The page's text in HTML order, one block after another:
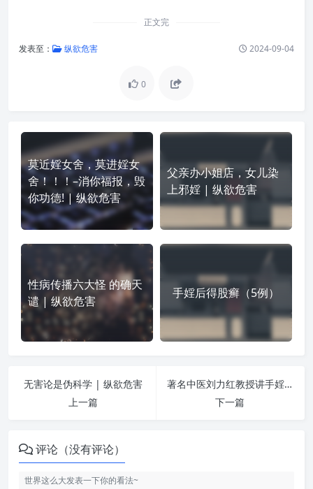
正文完
发表至： 纵欲危害 2024-09-04
0
莫近婬女舍，莫进婬女
舍！！！–消你福报，毁
你功德! | 纵欲危害
父亲办小姐店，女儿染
上邪婬 | 纵欲危害
性病传播六大怪 的确天
谴 | 纵欲危害
手婬后得股癣（5例）
无害论是伪科学 | 纵欲危害
上一篇
著名中医刘力红教授讲手婬危害 | 纵欲危害
下一篇
评论（没有评论）